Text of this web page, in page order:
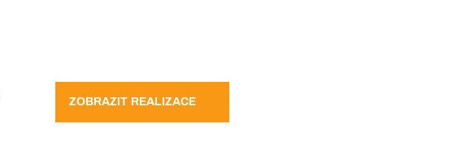
ZOBRAZIT REALIZACE